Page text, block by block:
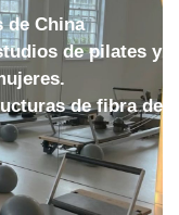
de China
de pilates y
de fibra de